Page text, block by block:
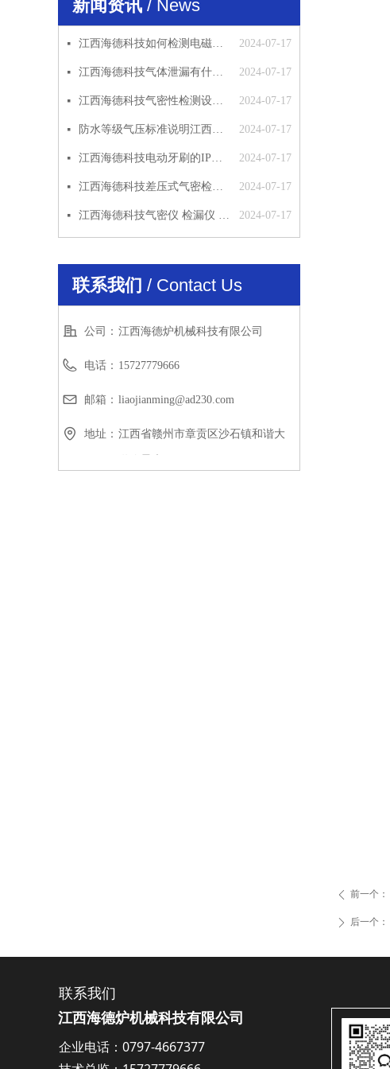
新闻资讯 / News
2024-07-17
넷 江西海德科技如何检测电磁阀的密封性
2024-07-17
넷 江西海德科技气体泄漏有什么影响
2024-07-17
넷 江西海德科技气密性检测设备应用范围
2024-07-17
넷 防水等级气压标准说明江西海德科技
2024-07-17
넷 江西海德科技电动牙刷的IP防水等级检测方法
2024-07-17
넷 江西海德科技差压式气密检漏仪原理
2024-07-17
넷 江西海德科技气密仪 检漏仪 气密性检测仪 工作原理 使用说明
联系我们 / Contact Us
公司： 江西海德炉机械科技有限公司
电话： 15727779666
邮箱： liaojianming@ad230.com
地址： 江西省赣州市章贡区沙石镇和谐大
ꄴ 前一个：
ꄲ 后一个：
联系我们
江西海德炉机械科技有限公司
企业电话：0797-4667377